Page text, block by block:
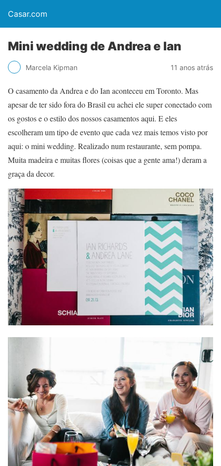
Casar.com
Mini wedding de Andrea e Ian
Marcela Kipman 11 anos atrás
O casamento da Andrea e do Ian aconteceu em Toronto. Mas
apesar de ter sido fora do Brasil eu achei ele super conectado com
os gostos e o estilo dos nossos casamentos aqui. E eles
escolheram um tipo de evento que cada vez mais temos visto por
aqui: o mini wedding. Realizado num restaurante, sem pompa.
Muita madeira e muitas flores (coisas que a gente ama!) deram a
graça da decor.